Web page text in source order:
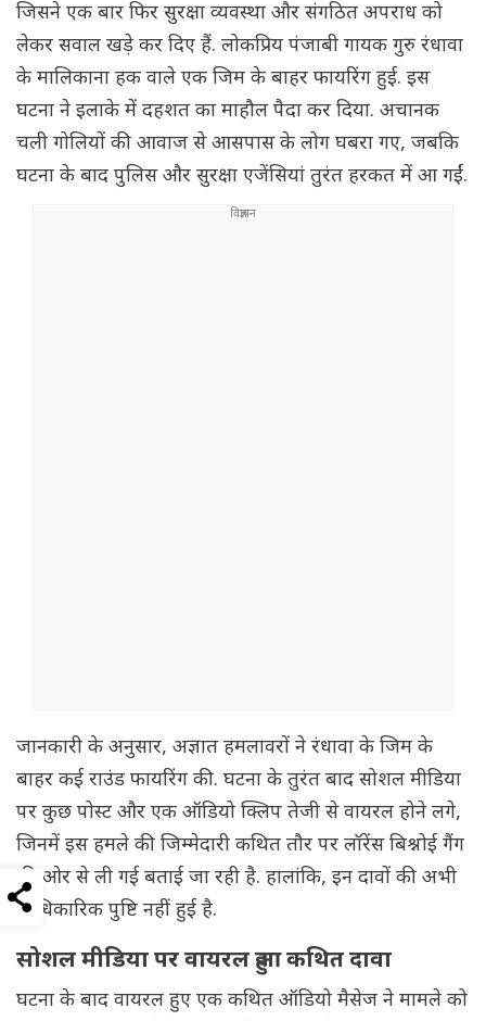
जिसने एक बार फिर सुरक्षा व्यवस्था और संगठित अपराध को
लेकर सवाल खड़े कर दिए हैं. लोकप्रिय पंजाबी गायक गुरु रंधावा
के मालिकाना हक वाले एक जिम के बाहर फायरिंग हुई. इस
घटना ने इलाके में दहशत का माहौल पैदा कर दिया. अचानक
चली गोलियों की आवाज से आसपास के लोग घबरा गए, जबकि
घटना के बाद पुलिस और सुरक्षा एजेंसियां तुरंत हरकत में आ गईं.
जानकारी के अनुसार, अज्ञात हमलावरों ने रंधावा के जिम के
बाहर कई राउंड फायरिंग की. घटना के तुरंत बाद सोशल मीडिया
पर कुछ पोस्ट और एक ऑडियो क्लिप तेजी से वायरल होने लगे,
जिनमें इस हमले की जिम्मेदारी कथित तौर पर लॉरेंस बिश्नोई गैंग
की ओर से ली गई बताई जा रही है. हालांकि, इन दावों की अभी
आधिकारिक पुष्टि नहीं हुई है.
सोशल मीडिया पर वायरल हुआ कथित दावा
घटना के बाद वायरल हुए एक कथित ऑडियो मैसेज ने मामले को